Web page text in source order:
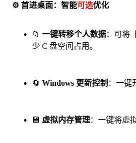
⚙️ 首进桌面：智能可选优化
📁 一键转移个人数据：可将
少 C 盘空间占用。
🔄 Windows 更新控制 ：一键
💾 虚拟内存管理：一键将虚